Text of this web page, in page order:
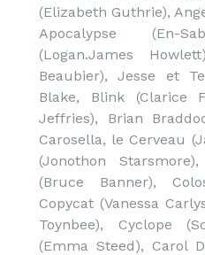
(Elizabeth Guthrie),
Apocalypse (En-
(Logan.James
Beaubier), Jesse et
Blake, Blink (Clarice
Jeffries), Brian
Carosella, le Cerveau
(Jonothon
(Bruce Banner),
Copycat (Vanessa
Toynbee), Cyclope
(Emma Steed), Carol